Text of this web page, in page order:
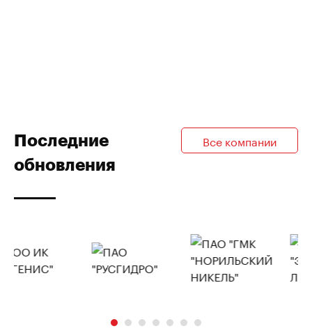
Последние
обновления
Все компании